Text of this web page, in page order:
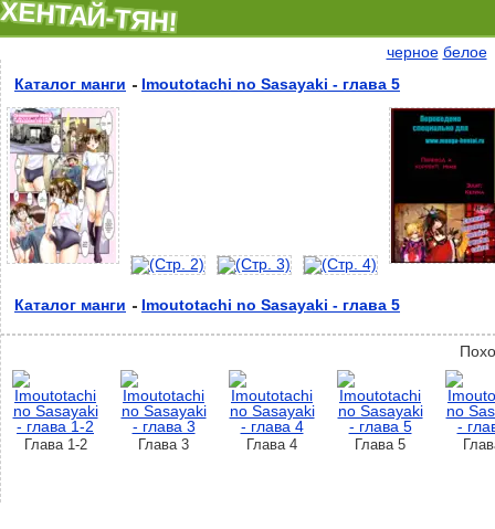
ХЕНТАЙ-ТЯН!
черное белое
Каталог манги
Imoutotachi no Sasayaki - глава 5
Каталог манги Imoutotachi no Sasayaki - глава 5
Глава 1-2 Глава 3 Глава 4 Глава 5